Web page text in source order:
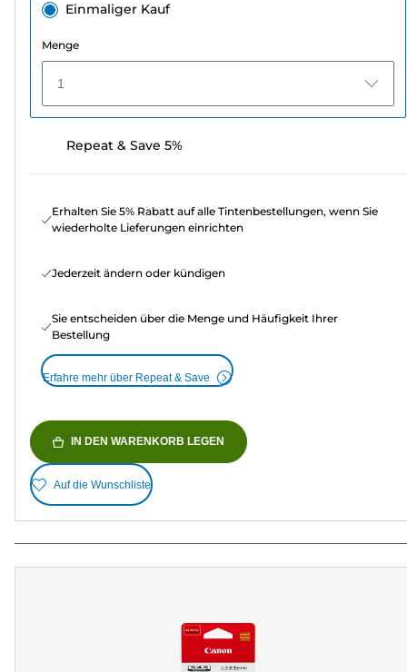
Einmaliger Kauf
Menge
1
Repeat & Save 5%
Erhalten Sie 5% Rabatt auf alle Tintenbestellungen, wenn Sie
wiederholte Lieferungen einrichten
Jederzeit ändern oder kündigen
Sie entscheiden über die Menge und Häufigkeit Ihrer
Bestellung
Erfahre mehr über Repeat & Save
IN DEN WARENKORB LEGEN
Auf die Wunschliste